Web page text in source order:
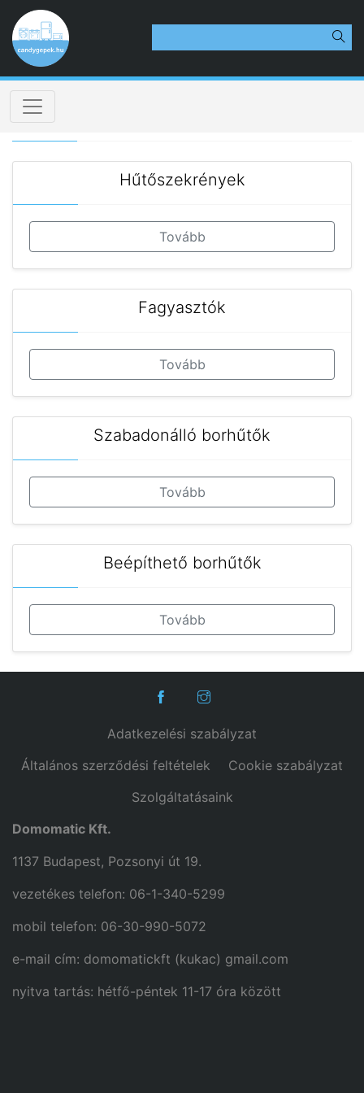
Hűtőszekrények
Tovább
Fagyasztók
Tovább
Szabadonálló borhűtők
Tovább
Beépíthető borhűtők
Tovább
Adatkezelési szabályzat
Általános szerződési feltételek
Cookie szabályzat
Szolgáltatásaink
Domomatic Kft.
1137 Budapest, Pozsonyi út 19.
vezetékes telefon: 06-1-340-5299
mobil telefon: 06-30-990-5072
e-mail cím: domomatickft (kukac) gmail.com
nyitva tartás: hétfő-péntek 11-17 óra között